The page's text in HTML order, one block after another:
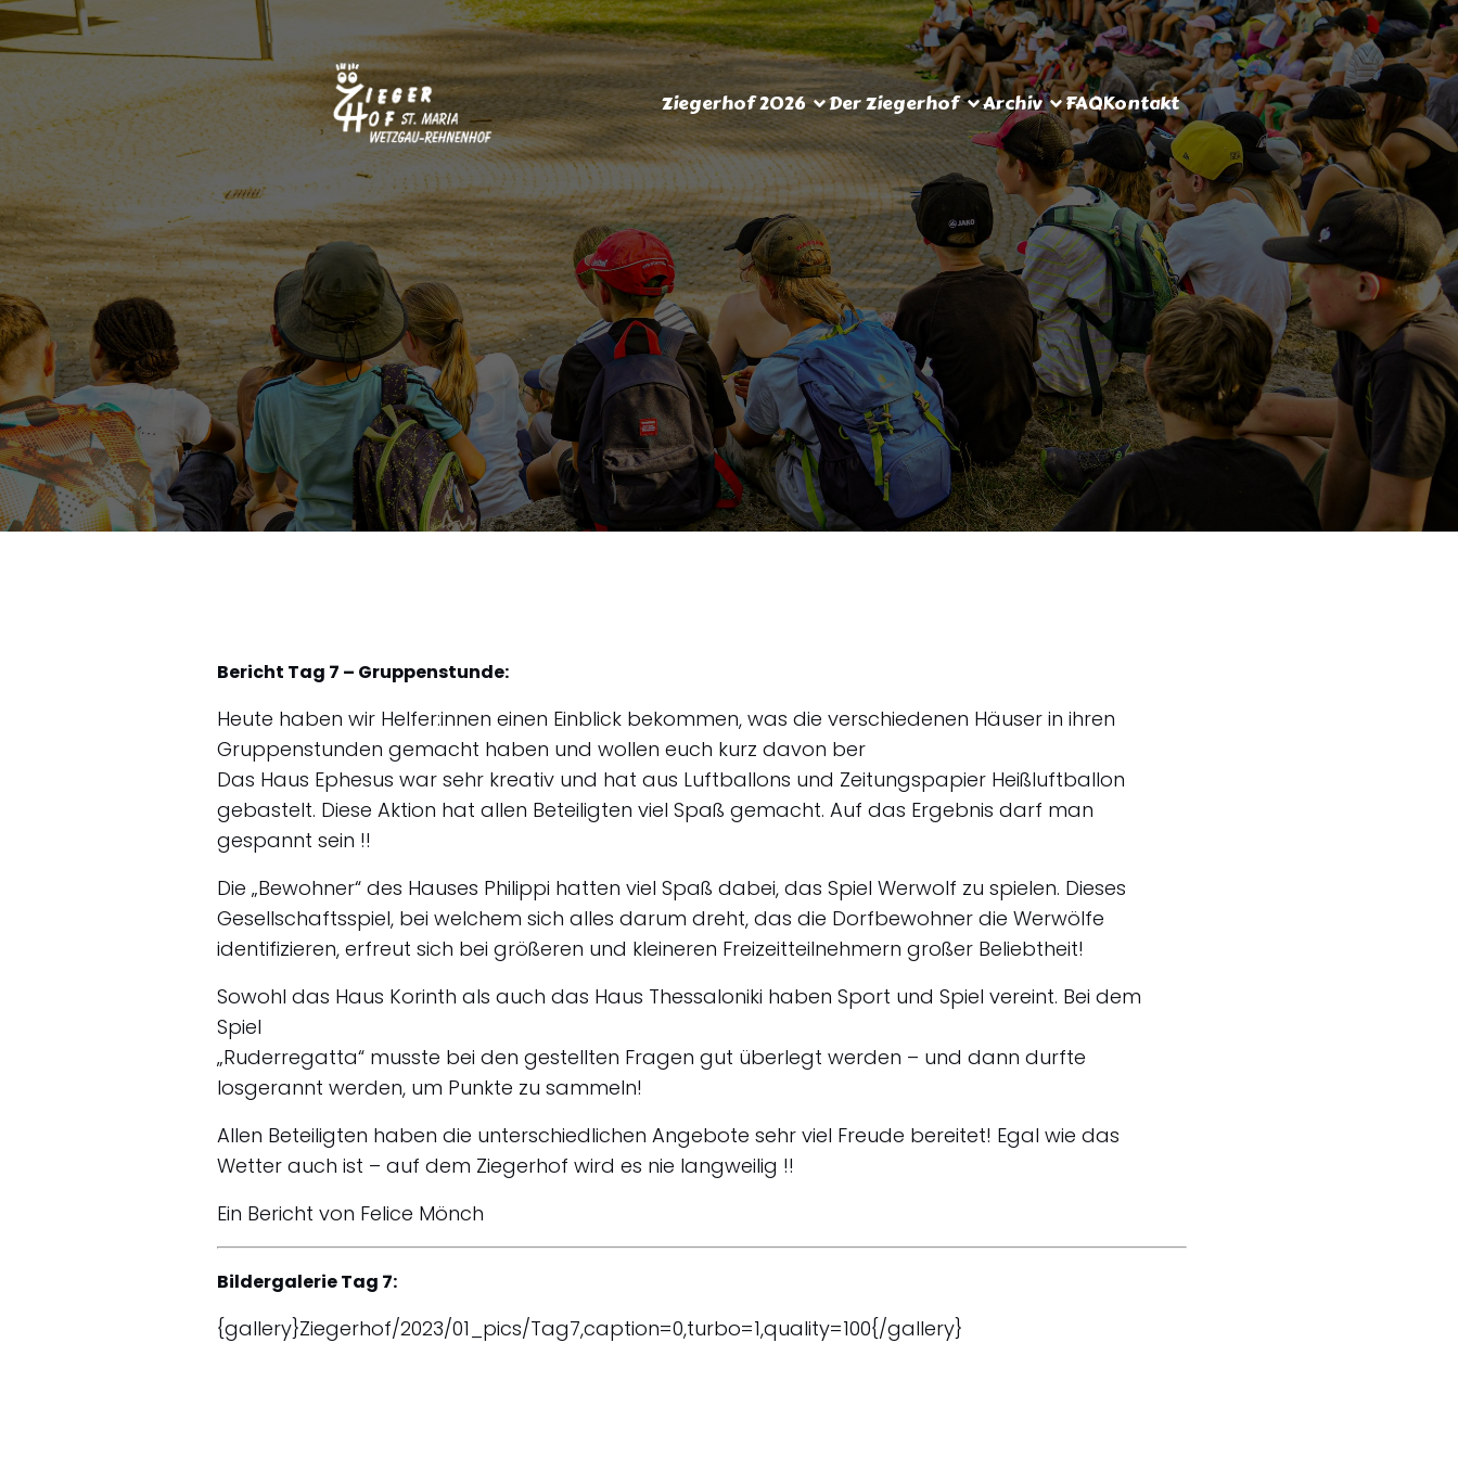
Ziegerhof 2026 Der Ziegerhof Archiv FAQKontakt
Bericht Tag 7 – Gruppenstunde:
Heute haben wir Helfer:innen einen Einblick bekommen, was die verschiedenen Häuser in ihren
Gruppenstunden gemacht haben und wollen euch kurz davon ber
Das Haus Ephesus war sehr kreativ und hat aus Luftballons und Zeitungspapier Heißluftballon
gebastelt. Diese Aktion hat allen Beteiligten viel Spaß gemacht. Auf das Ergebnis darf man
gespannt sein !!
Die „Bewohner“ des Hauses Philippi hatten viel Spaß dabei, das Spiel Werwolf zu spielen. Dieses
Gesellschaftsspiel, bei welchem sich alles darum dreht, das die Dorfbewohner die Werwölfe
identifizieren, erfreut sich bei größeren und kleineren Freizeitteilnehmern großer Beliebtheit!
Sowohl das Haus Korinth als auch das Haus Thessaloniki haben Sport und Spiel vereint. Bei dem
Spiel
„Ruderregatta“ musste bei den gestellten Fragen gut überlegt werden – und dann durfte
losgerannt werden, um Punkte zu sammeln!
Allen Beteiligten haben die unterschiedlichen Angebote sehr viel Freude bereitet! Egal wie das
Wetter auch ist – auf dem Ziegerhof wird es nie langweilig !!
Ein Bericht von Felice Mönch
Bildergalerie Tag 7:
{gallery}Ziegerhof/2023/01_pics/Tag7,caption=0,turbo=1,quality=100{/gallery}